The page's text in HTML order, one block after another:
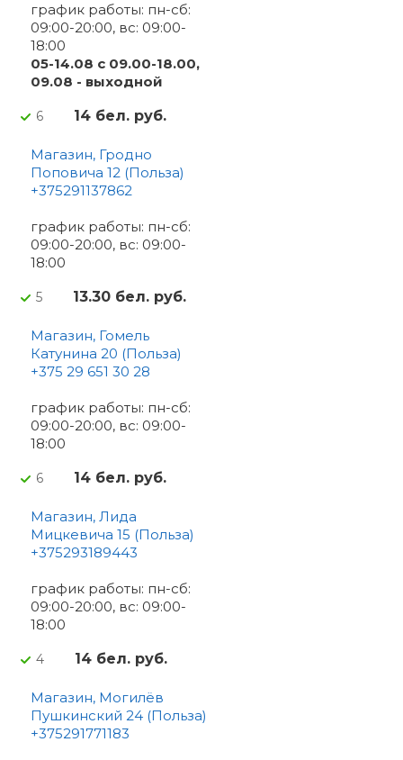
график работы: пн-сб:
09:00-20:00, вс: 09:00-
18:00
05-14.08 с 09.00-18.00,
09.08 - выходной
6 14 бел. руб.
Магазин, Гродно
Поповича 12 (Польза)
+375291137862
график работы: пн-сб:
09:00-20:00, вс: 09:00-
18:00
5 13.30 бел. руб.
Магазин, Гомель
Катунина 20 (Польза)
+375 29 651 30 28
график работы: пн-сб:
09:00-20:00, вс: 09:00-
18:00
6 14 бел. руб.
Магазин, Лида
Мицкевича 15 (Польза)
+375293189443
график работы: пн-сб:
09:00-20:00, вс: 09:00-
18:00
4 14 бел. руб.
Магазин, Могилёв
Пушкинский 24 (Польза)
+375291771183